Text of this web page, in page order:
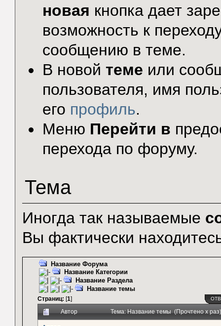
новая кнопка дает
возможность к
сообщению в теме.
В новой теме или
пользователя, имя
его профиль.
Меню Перейти в
перехода по форуму.
Тема
Иногда так называемые
Вы фактически
Название Форума
Название Категории
Название Раздела
Название темы
Страниц: [1]
Автор Тема: Название темы (Прочтено x раз)